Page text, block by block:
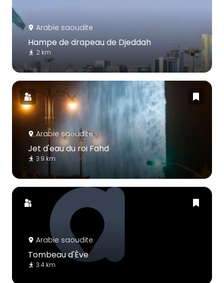
Arabie saoudite
Hampe de drapeau de Djeddah
2 km
Arabie saoudite
Jet d'eau du roi Fahd
3.9 km
Arabie saoudite
Tombeau d'Ève
3.4 km